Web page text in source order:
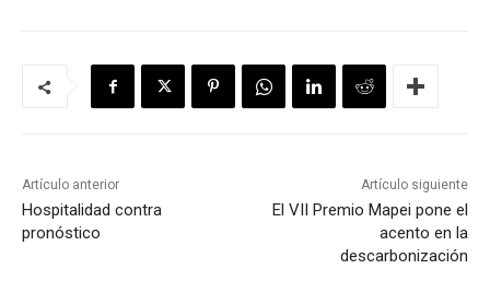
Artículo anterior
Hospitalidad contra
pronóstico
Artículo siguiente
El VII Premio Mapei pone el
acento en la
descarbonización